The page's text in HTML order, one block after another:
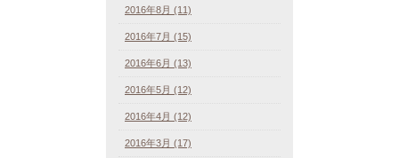
2016年8月 (11)
2016年7月 (15)
2016年6月 (13)
2016年5月 (12)
2016年4月 (12)
2016年3月 (17)